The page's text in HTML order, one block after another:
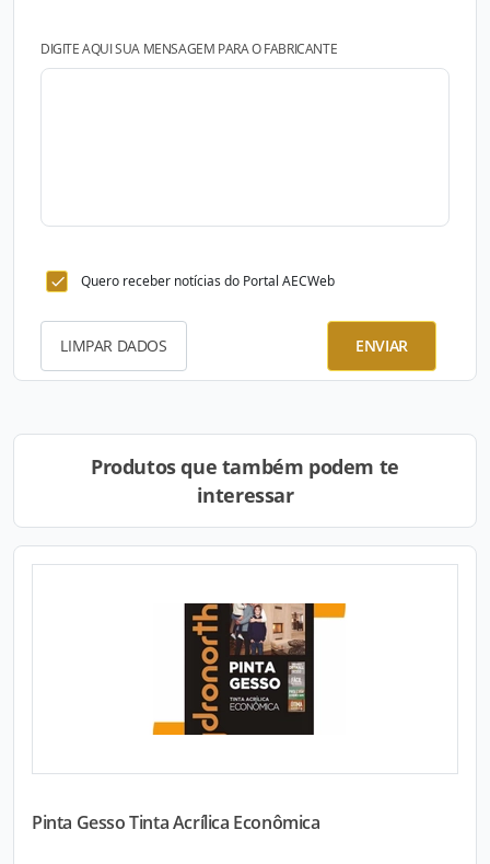
DIGITE AQUI SUA MENSAGEM PARA O FABRICANTE
Quero receber notícias do Portal AECWeb
LIMPAR DADOS ENVIAR
Produtos que também podem te
interessar
Pinta Gesso Tinta Acrílica Econômica